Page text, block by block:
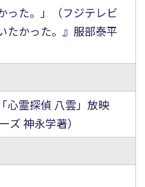
った。」（フジテレビ
たかった。』服部泰平
心霊探偵 八雲」放映
ズ 神永学著）